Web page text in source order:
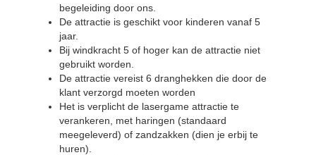
begeleiding door ons.
De attractie is geschikt voor kinderen vanaf 5
jaar.
Bij windkracht 5 of hoger kan de attractie niet
gebruikt worden.
De attractie vereist 6 dranghekken die door de
klant verzorgd moeten worden
Het is verplicht de lasergame attractie te
verankeren, met haringen (standaard
meegeleverd) of zandzakken (dien je erbij te
huren).